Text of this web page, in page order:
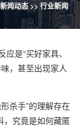
新闻动态>>行业新闻
是“买好家具、
，甚至出现家人
杀手”的理解存在
，究竟是如何藏匿